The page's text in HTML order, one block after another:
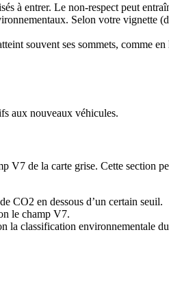
à entrer. Le non-respect peut
Selon votre vignette
souvent ses sommets, comme
aux nouveaux véhicules.
V7 de la carte grise. Cette section
CO2 en dessous d’un certain seuil.
le champ V7.
la classification environnementale